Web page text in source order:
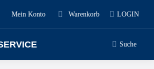
Mein Konto Warenkorb LOGIN
Suche